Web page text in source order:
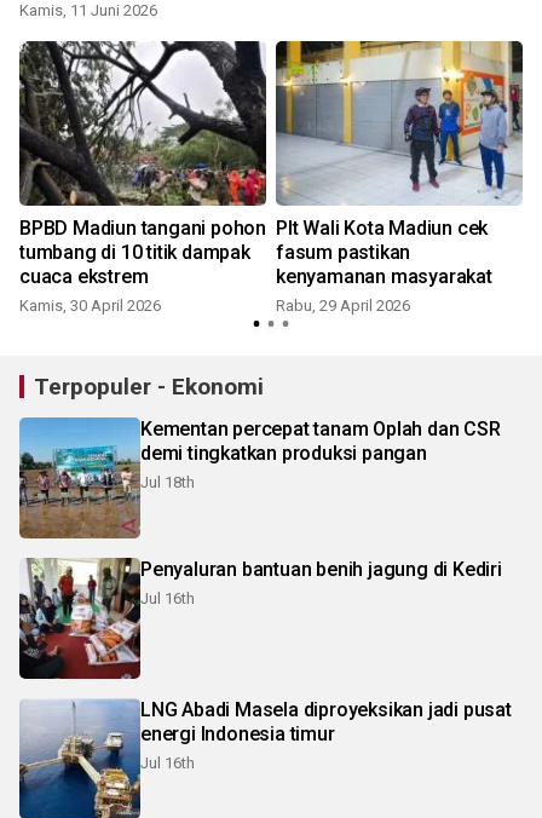
Kamis, 11 Juni 2026
BPBD Madiun tangani pohon
tumbang di 10 titik dampak
cuaca ekstrem
Kamis, 30 April 2026
Plt Wali Kota Madiun cek
fasum pastikan
kenyamanan masyarakat
Rabu, 29 April 2026
Terpopuler - Ekonomi
Kementan percepat tanam Oplah dan CSR
demi tingkatkan produksi pangan
Jul 18th
Penyaluran bantuan benih jagung di Kediri
Jul 16th
LNG Abadi Masela diproyeksikan jadi pusat
energi Indonesia timur
Jul 16th